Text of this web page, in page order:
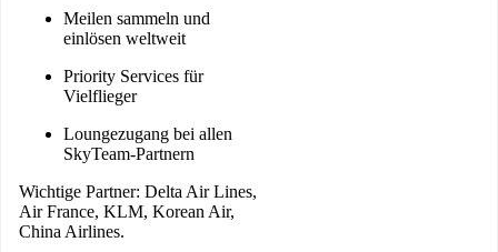
Meilen sammeln und
einlösen weltweit
Priority Services für
Vielflieger
Loungezugang bei allen
SkyTeam-Partnern
Wichtige Partner: Delta Air Lines,
Air France, KLM, Korean Air,
China Airlines.